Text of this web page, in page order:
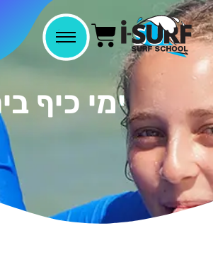
ימי כיף